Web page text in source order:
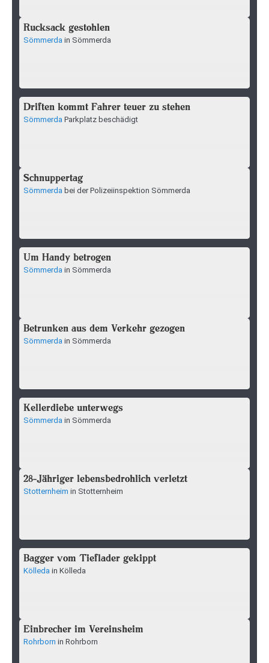
Rucksack gestohlen
Sömmerda in Sömmerda
Driften kommt Fahrer teuer zu stehen
Sömmerda Parkplatz beschädigt
Schnuppertag
Sömmerda bei der Polizeiinspektion Sömmerda
Um Handy betrogen
Sömmerda in Sömmerda
Betrunken aus dem Verkehr gezogen
Sömmerda in Sömmerda
Kellerdiebe unterwegs
Sömmerda in Sömmerda
28-Jähriger lebensbedrohlich verletzt
Stotternheim in Stotternheim
Bagger vom Tieflader gekippt
Kölleda in Kölleda
Einbrecher im Vereinsheim
Rohrborn in Rohrborn